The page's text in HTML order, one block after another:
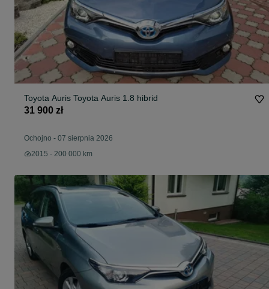
Toyota Auris Toyota Auris 1.8 hibrid
31 900 zł
Ochojno - 07 sierpnia 2026
2015 - 200 000 km